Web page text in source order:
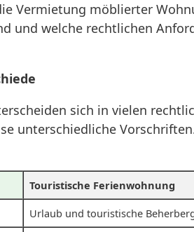
Vermietung möblierter
und welche rechtlichen
sich in vielen
unterschiedliche
Touristische Ferienwohnung
Urlaub und touristische